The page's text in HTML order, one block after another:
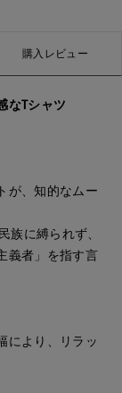
購入レビュー
なTシャツ
が、知的なムー
族に縛られず、
義者」を指す言
により、リラッ